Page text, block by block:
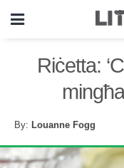
Riċetta:
By: Louanne Fogg